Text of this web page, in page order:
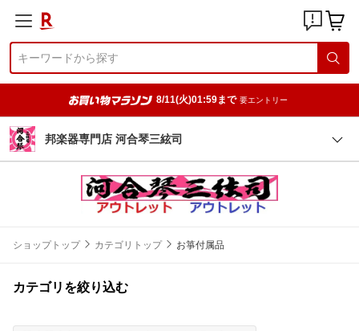
8/11(火)01:59まで 要エントリー
邦楽器専門店 河合琴三絃司
ショップトップ カテゴリトップ お箏付属品
カテゴリを絞り込む